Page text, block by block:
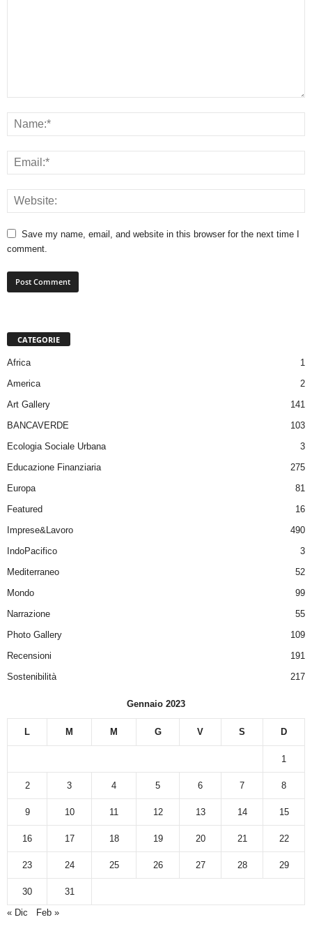
Save my name, email, and website in this browser for the next time I
comment.
CATEGORIE
Africa
1
America
2
Art Gallery
141
BANCAVERDE
103
Ecologia Sociale Urbana
3
Educazione Finanziaria
275
Europa
81
Featured
16
Imprese&Lavoro
490
IndoPacifico
3
Mediterraneo
52
Mondo
99
Narrazione
55
Photo Gallery
109
Recensioni
191
Sostenibilità
217
Gennaio 2023
L M M G V S D
1
2 3 4 5 6 7 8
9 10 11 12 13 14 15
16 17 18 19 20 21 22
23 24 25 26 27 28 29
30
31
« Dic
Feb »